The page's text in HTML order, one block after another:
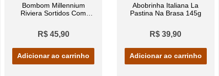
Bombom Millennium
Riviera Sortidos Com
R$ 45,90
Adicionar ao carrinho
Abobrinha Italiana La
Pastina Na Brasa 145g
R$ 39,90
Adicionar ao carrinho